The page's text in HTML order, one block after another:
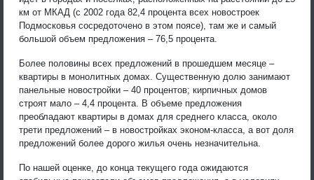
км от МКАД (с 2002 года 82,4 процента всех новостроек
Подмосковья сосредоточено в этом поясе), там же и самый
большой объем предложения – 76,5 процента.
Более половины всех предложений в прошедшем месяце –
квартиры в монолитных домах. Существенную долю занимают
панельные новостройки – 40 процентов; кирпичных домов
строят мало – 4,4 процента. В объеме предложения
преобладают квартиры в домах для среднего класса, около
трети предложений – в новостройках эконом-класса, а вот доля
предложений более дорого жилья очень незначительна.
По нашей оценке, до конца текущего года ожидаются